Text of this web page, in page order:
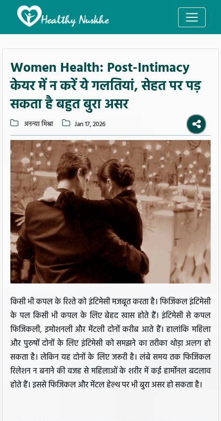
Women Health: Post-Intimacy
केयर में न करें ये गलतियां, सेहत पर पड़
सकता है बहुत बुरा असर
अनन्या मिश्रा Jan 17, 2026
किसी भी कपल के रिश्ते को इंटिमेसी मजबूत करता है। फिजिकल इंटिमेसी
के पल किसी भी कपल के लिए बेहद खास होते हैं। इंटिमेसी से कपल
फिजिकली, इमोशनली और मेंटली दोनों करीब आते हैं। हालांकि महिला
और पुरुषों दोनों के लिए इंटिमेसी को समझने का तरीका थोड़ा अलग हो
सकता है। लेकिन यह दोनों के लिए जरूरी है। लंबे समय तक फिजिकल
रिलेशन न बनाने की वजह से महिलाओं के शरीर में कई हार्मोनल बदलाव
होते हैं। इससे फिजिकल और मेंटल हेल्थ पर भी बुरा असर हो सकता है।